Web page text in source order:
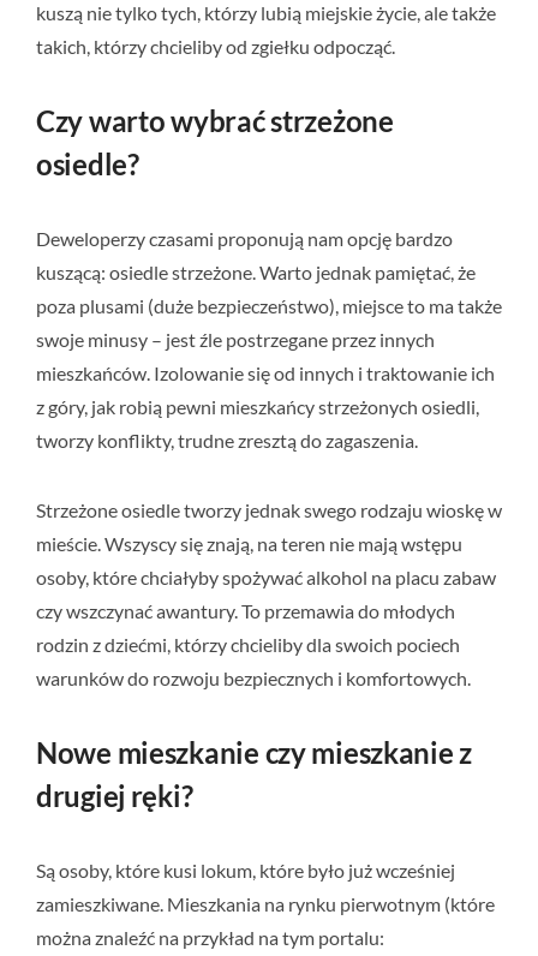
kuszą nie tylko tych, którzy lubią miejskie życie, ale także
takich, którzy chcieliby od zgiełku odpocząć.
Czy warto wybrać strzeżone
osiedle?
Deweloperzy czasami proponują nam opcję bardzo
kuszącą: osiedle strzeżone. Warto jednak pamiętać, że
poza plusami (duże bezpieczeństwo), miejsce to ma także
swoje minusy – jest źle postrzegane przez innych
mieszkańców. Izolowanie się od innych i traktowanie ich
z góry, jak robią pewni mieszkańcy strzeżonych osiedli,
tworzy konflikty, trudne zresztą do zagaszenia.
Strzeżone osiedle tworzy jednak swego rodzaju wioskę w
mieście. Wszyscy się znają, na teren nie mają wstępu
osoby, które chciałyby spożywać alkohol na placu zabaw
czy wszczynać awantury. To przemawia do młodych
rodzin z dziećmi, którzy chcieliby dla swoich pociech
warunków do rozwoju bezpiecznych i komfortowych.
Nowe mieszkanie czy mieszkanie z
drugiej ręki?
Są osoby, które kusi lokum, które było już wcześniej
zamieszkiwane. Mieszkania na rynku pierwotnym (które
można znaleźć na przykład na tym portalu: